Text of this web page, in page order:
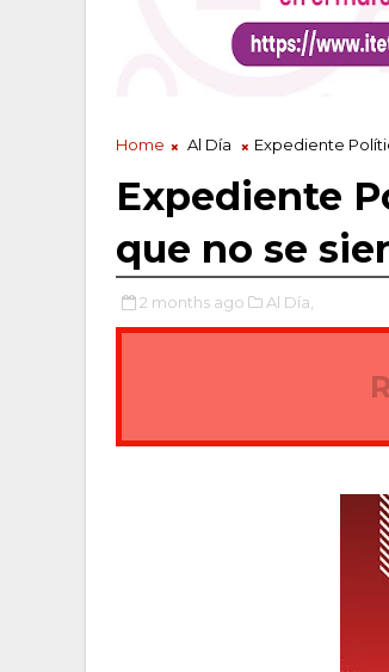
Home Al Día Expediente
Expediente
que no se
2 months ago Al Día,